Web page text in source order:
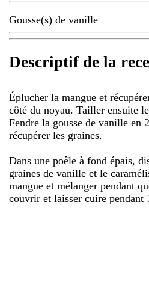
Gousse(s) de vanille
Descriptif de la
Éplucher la mangue et
côté du noyau. Tailler ensuite
Fendre la gousse de vanille en
récupérer les graines.
Dans une poêle à fond épais,
graines de vanille et le
mangue et mélanger pendant
couvrir et laisser cuire pendant